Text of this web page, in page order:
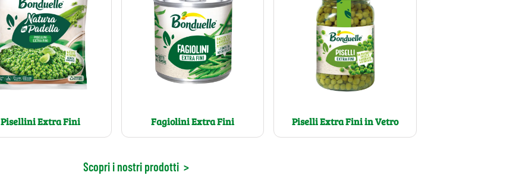
Pisellini Extra Fini Fagiolini Extra Fini Piselli Extra Fini in Vetro
Scopri i nostri prodotti >